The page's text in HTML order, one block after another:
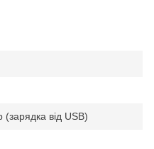
(зарядка від USB)